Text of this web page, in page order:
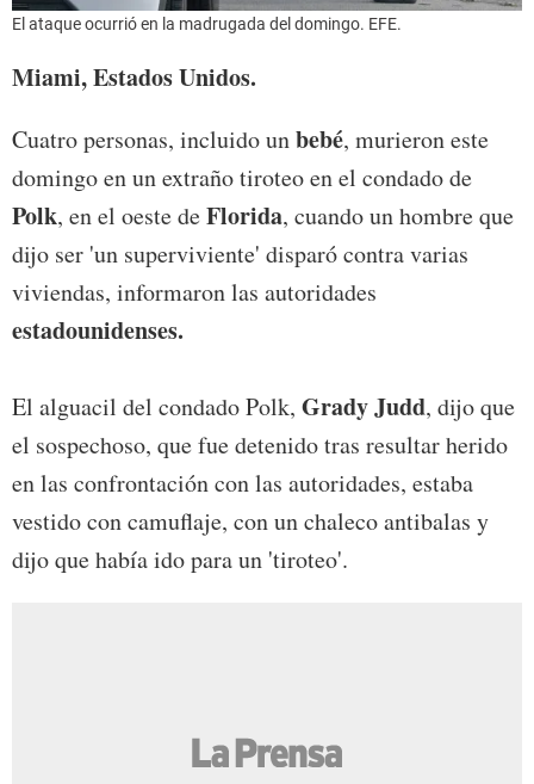
El ataque ocurrió en la madrugada del domingo. EFE.
Miami, Estados Unidos.
Cuatro personas, incluido unbebé, murieron este
domingo en un extraño tiroteo en el condado de
Polk, en el oeste deFlorida, cuando un hombre que
dijo ser 'un superviviente' disparó contra varias
viviendas, informaron las autoridades
estadounidenses.
El alguacil del condado Polk, Grady Judd, dijo que
el sospechoso, que fue detenido tras resultar herido
en las confrontación con las autoridades, estaba
vestido con camuflaje, con un chaleco antibalas y
dijo que había ido para un 'tiroteo'.